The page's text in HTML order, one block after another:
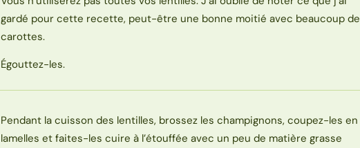
gardé pour cette recette, peut-être une bonne moitié avec beaucoup de
carottes.
Égouttez-les.
Pendant la cuisson des lentilles, brossez les champignons, coupez-les en
lamelles et faites-les cuire à l’étouffée avec un peu de matière grasse